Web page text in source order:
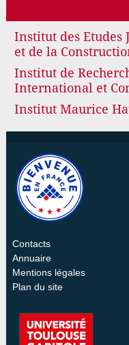
Institut des Etudes
et de la
Institut de
International et
Institut Maurice
Contacts
Annuaire
Mentions légales
Plan du site